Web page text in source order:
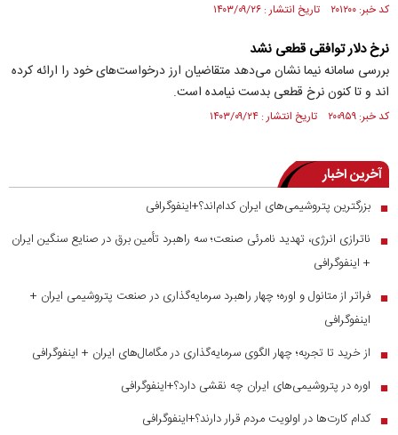
کد خبر: ۲۰۱۲۰۰ تاریخ انتشار : ۱۴۰۳/۰۹/۲۶
نرخ دلار توافقی قطعی نشد
بررسی سامانه نیما نشان می‌دهد متقاضیان ارز درخواست‌های خود را ارائه کرده
اند و تا کنون نرخ قطعی بدست نیامده است.
کد خبر: ۲۰۰۹۵۹ تاریخ انتشار : ۱۴۰۳/۰۹/۲۴
آخرین اخبار
■ بزرگترین پتروشیمی‌های ایران کدام‌اند؟+اینفوگرافی
■
ناترازی انرژی، تهدید نامرئی صنعت؛ سه راهبرد تأمین برق در صنایع سنگین ایران
+ اینفوگرافی
■ فراتر از متانول و اوره؛ چهار راهبرد سرمایه‌گذاری در صنعت پتروشیمی ایران +
اینفوگرافی
■ از خرید تا تجربه؛ چهار الگوی سرمایه‌گذاری در مگامال‌های ایران + اینفوگرافی
■ اوره در پتروشیمی‌های ایران چه نقشی دارد؟+اینفوگرافی
■ کدام کارت‌ها در اولویت مردم قرار دارند؟+اینفوگرافی